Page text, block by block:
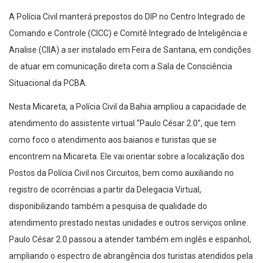
A Polícia Civil manterá prepostos do DIP no Centro Integrado de
Comando e Controle (CICC) e Comitê Integrado de Inteligência e
Analise (CIIA) a ser instalado em Feira de Santana, em condições
de atuar em comunicação direta com a Sala de Consciência
Situacional da PCBA.
Nesta Micareta, a Polícia Civil da Bahia ampliou a capacidade de
atendimento do assistente virtual “Paulo César 2.0”, que tem
como foco o atendimento aos baianos e turistas que se
encontrem na Micareta. Ele vai orientar sobre a localização dos
Postos da Polícia Civil nos Circuitos, bem como auxiliando no
registro de ocorrências a partir da Delegacia Virtual,
disponibilizando também a pesquisa de qualidade do
atendimento prestado nestas unidades e outros serviços online.
Paulo César 2.0 passou a atender também em inglês e espanhol,
ampliando o espectro de abrangência dos turistas atendidos pela